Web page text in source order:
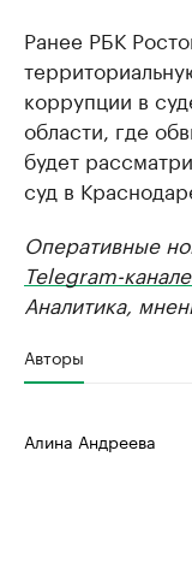
Ранее РБК
коррупции в
области, где
будет
суд в
Оперативные
Telegram-
Аналитика,
Авторы
Алина Андреева